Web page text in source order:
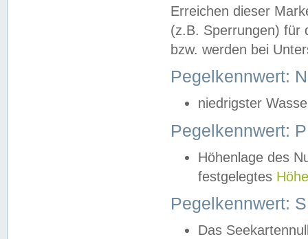
Erreichen dieser
(z.B. Sperrungen) für
bzw. werden bei
Pegelkennwert:
niedrigster
Pegelkennwert:
Höhenlage des
festgelegtes
Pegelkennwert:
Das